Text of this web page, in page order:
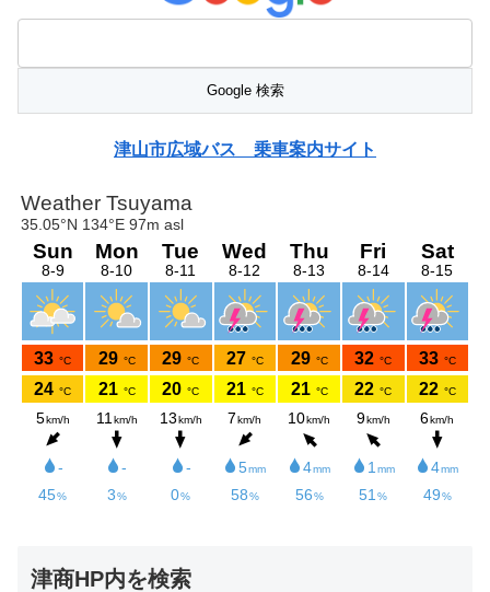
津山市広域バス 乗車案内サイト
津商HP内を検索